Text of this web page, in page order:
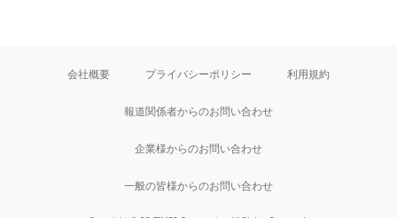
会社概要 プライバシーポリシー 利用規約
報道関係者からのお問い合わせ
企業様からのお問い合わせ
一般の皆様からのお問い合わせ